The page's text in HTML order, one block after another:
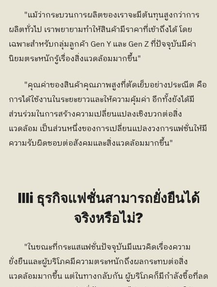
ผลิตทั่วไป เราพยายามทำให้สินค้ามีราคาที่เข้าถึงได้ โดย
เฉพาะสำหรับกลุ่มลูกค้า Gen Y และ Gen Z ที่ปัจจุบันมีค่า
นิยมตระหนักรู้เรื่องสิ่งแวดล้อมมากขึ้น"
การได้ใช้งานในระยะยาวและให้ความคุ้มค่า อีกทั้งยังได้มี
ส่วนร่วมในการสร้างความเปลี่ยนแปลงเชิงบวกต่อสิ่ง
แวดล้อม เป็นส่วนหนึ่งของการเปลี่ยนแปลงวงการแฟชั่นให้มี
ความรับผิดชอบต่อสังคมและสิ่งแวดล้อมมากขึ้น"
llli ธุรกิจแฟชั่นสามารถยั่งยืนได้
จริงหรือไม่?
ยั่งยืนและผู้บริโภคมีความตระหนักถึงผลกระทบต่อสิ่ง
แวดล้อมมากขึ้น แต่ในทางกลับกัน ผู้บริโภคก็มีกำลังซื้อที่ลด